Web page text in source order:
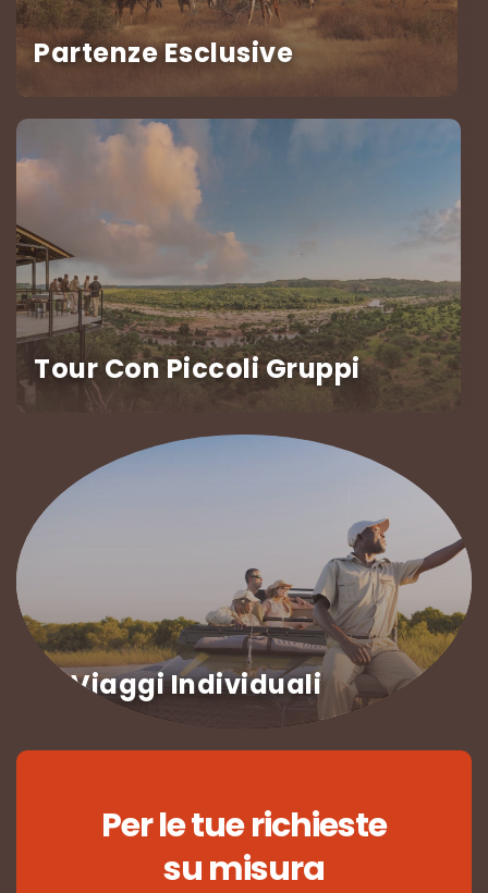
Partenze Esclusive
Tour Con Piccoli Gruppi
Viaggi Individuali
Per le tue richieste
su misura